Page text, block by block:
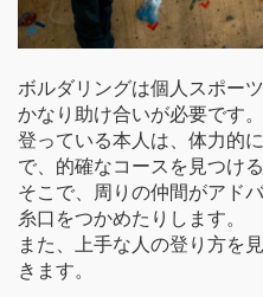
ボルダリングは個人スポー
かなり助け合いが必要です。
登っている本人は、体力的
で、的確なコースを見つけ
そこで、周りの仲間がアド
糸口をつかめたりします。
また、上手な人の登り方を
きます。